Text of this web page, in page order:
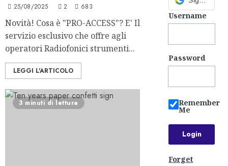
25/08/2025 2 683
Novità! Cosa è "PRO-ACCESS"? E' Il
servizio esclusivo che offre agli
operatori Radiofonici strumenti...
LEGGI L'ARTICOLO
3 minuti di lettura
Username
Password
Remember
Me
Forget